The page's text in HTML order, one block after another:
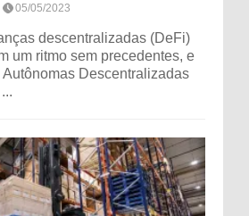
05/05/2023
descentralizadas (DeFi)
um ritmo sem precedentes, e
Descentralizadas